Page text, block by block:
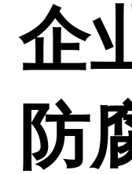
企
防